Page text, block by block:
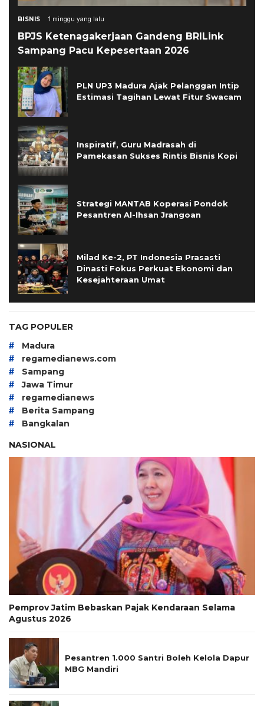
BISNIS 1 minggu yang lalu
BPJS Ketenagakerjaan Gandeng BRILink
Sampang Pacu Kepesertaan 2026
PLN UP3 Madura Ajak Pelanggan Intip
Estimasi Tagihan Lewat Fitur Swacam
Inspiratif, Guru Madrasah di
Pamekasan Sukses Rintis Bisnis Kopi
Strategi MANTAB Koperasi Pondok
Pesantren Al-Ihsan Jrangoan
Milad Ke-2, PT Indonesia Prasasti
Dinasti Fokus Perkuat Ekonomi dan
Kesejahteraan Umat
TAG POPULER
# Madura
# regamedianews.com
# Sampang
# Jawa Timur
# regamedianews
# Berita Sampang
#
Bangkalan
NASIONAL
Pemprov Jatim Bebaskan Pajak Kendaraan Selama
Agustus 2026
Pesantren 1.000 Santri Boleh Kelola Dapur
MBG Mandiri